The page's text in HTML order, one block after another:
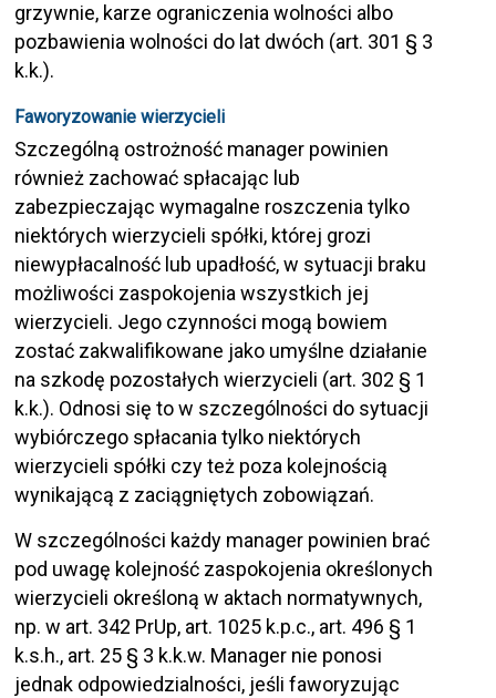
grzywnie, karze ograniczenia wolności albo
pozbawienia wolności do lat dwóch (art. 301 § 3
k.k.).
Faworyzowanie wierzycieli
Szczególną ostrożność manager powinien
również zachować spłacając lub
zabezpieczając wymagalne roszczenia tylko
niektórych wierzycieli spółki, której grozi
niewypłacalność lub upadłość, w sytuacji braku
możliwości zaspokojenia wszystkich jej
wierzycieli. Jego czynności mogą bowiem
zostać zakwalifikowane jako umyślne działanie
na szkodę pozostałych wierzycieli (art. 302 § 1
k.k.). Odnosi się to w szczególności do sytuacji
wybiórczego spłacania tylko niektórych
wierzycieli spółki czy też poza kolejnością
wynikającą z zaciągniętych zobowiązań.
W szczególności każdy manager powinien brać
pod uwagę kolejność zaspokojenia określonych
wierzycieli określoną w aktach normatywnych,
np. w art. 342 PrUp, art. 1025 k.p.c., art. 496 § 1
k.s.h., art. 25 § 3 k.k.w. Manager nie ponosi
jednak odpowiedzialności, jeśli faworyzując